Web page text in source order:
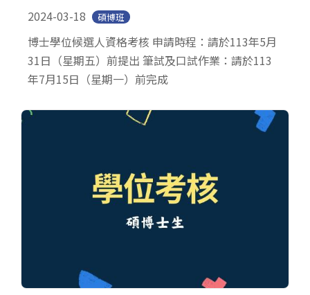
2024-03-18 碩博班
博士學位候選人資格考核 申請時程：請於113年5月
31日（星期五）前提出 筆試及口試作業：請於113
年7月15日（星期一）前完成